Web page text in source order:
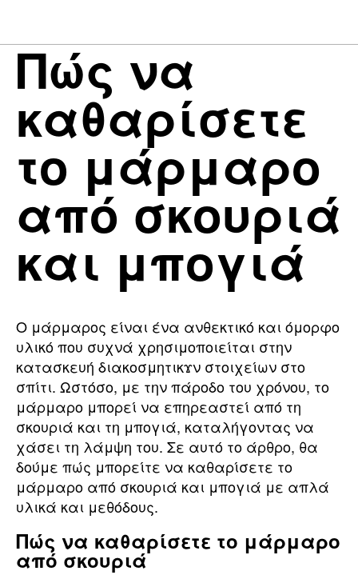
Πώς να
καθαρίσετε
το μάρμαρο
από σκουριά
και μπογιά
Ο μάρμαρος είναι ένα ανθεκτικό και όμορφο
υλικό που συχνά χρησιμοποιείται στην
κατασκευή διακοσμητικϫν στοιχείων στο
σπίτι. Ωστόσο, με την πάροδο του χρόνου, το
μάρμαρο μπορεί να επηρεαστεί από τη
σκουριά και τη μπογιά, καταλήγοντας να
χάσει τη λάμψη του. Σε αυτό το άρθρο, θα
δούμε πώς μπορείτε να καθαρίσετε το
μάρμαρο από σκουριά και μπογιά με απλά
υλικά και μεθόδους.
Πώς να καθαρίσετε το μάρμαρο
από σκουριά